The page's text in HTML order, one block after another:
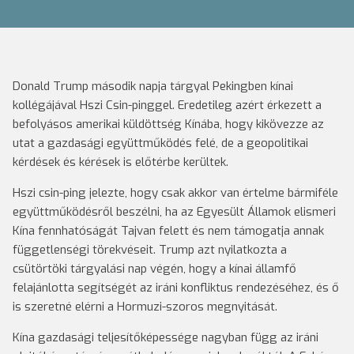
Donald Trump második napja tárgyal Pekingben kínai
kollégájával Hszi Csin-pinggel. Eredetileg azért érkezett a
befolyásos amerikai küldöttség Kínába, hogy kikövezze az
utat a gazdasági együttműködés felé, de a geopolitikai
kérdések és kérések is előtérbe kerültek.
Hszi csin-ping jelezte, hogy csak akkor van értelme bármiféle
együttműködésről beszélni, ha az Egyesült Államok elismeri
Kína fennhatóságát Tajvan felett és nem támogatja annak
függetlenségi törekvéseit. Trump azt nyilatkozta a
csütörtöki tárgyalási nap végén, hogy a kínai államfő
felajánlotta segítségét az iráni konfliktus rendezéséhez, és ő
is szeretné elérni a Hormuzi-szoros megnyitását.
Kína gazdasági teljesítőképessége nagyban függ az iráni